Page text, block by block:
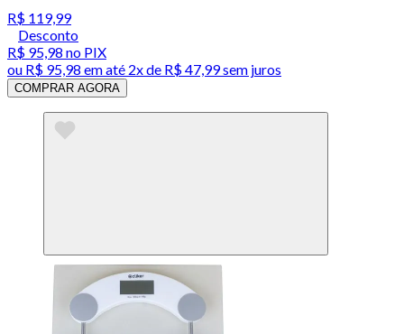
R$ 119,99
Desconto
R$ 95,98 no PIX
ou R$ 95,98 em até 2x de R$ 47,99 sem juros
COMPRAR AGORA